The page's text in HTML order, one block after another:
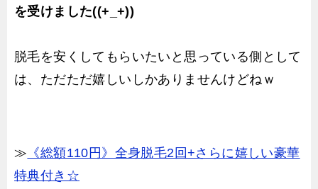
を受けました((+_+))
脱毛を安くしてもらいたいと思っている側として
は、ただただ嬉しいしかありませんけどねｗ
≫ 《総額110円》全身脱毛2回+さらに嬉しい豪華
特典付き☆